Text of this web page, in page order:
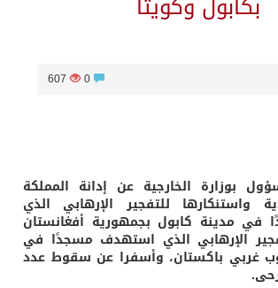
607
بوزارة الخارجية عن إدانة المملكة
واستنكارها للتفجير الإرهابي الذي
مدينة كابول بجمهورية أفغانستان
الإرهابي الذي استهدف مسجدًا في
غربي باكستان، وأسفرا عن سقوط عدد